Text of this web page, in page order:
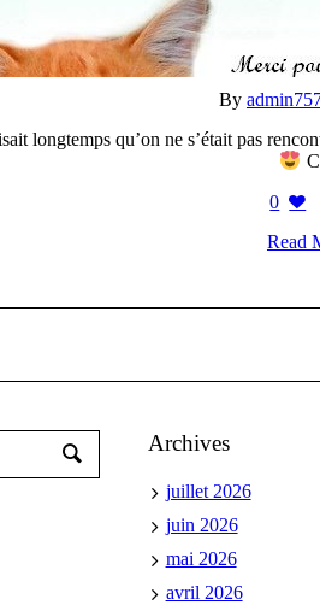
By
longtemps qu’on ne s’était pas
0
Read
Archives
juillet 2026
juin 2026
mai 2026
avril 2026